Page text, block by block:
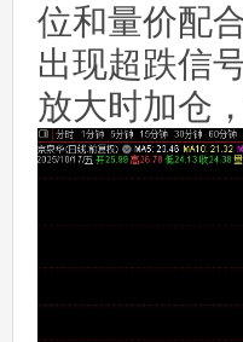
位和量价配
出现超跌信
放大时加仓